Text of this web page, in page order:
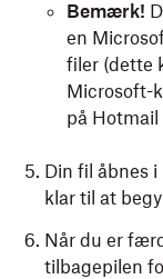
Bemærk!
en
filer (dette
Microsoft-
på Hotmail
Din fil åbnes
klar til at
Når du er
tilbagepilen